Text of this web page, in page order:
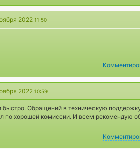
2022 11:50
2022 10:59
Обращений в техническую
по хорошей комиссии. И всем рекомендую